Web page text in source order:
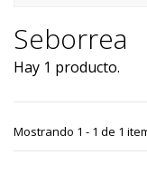
Seborrea
Hay 1 producto.
Mostrando 1 - 1 de 1